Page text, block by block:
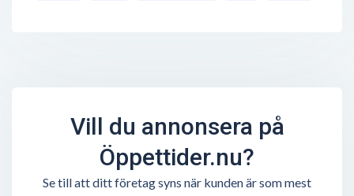
Vill du annonsera på
Öppettider.nu?
Se till att ditt företag syns när kunden är som mest